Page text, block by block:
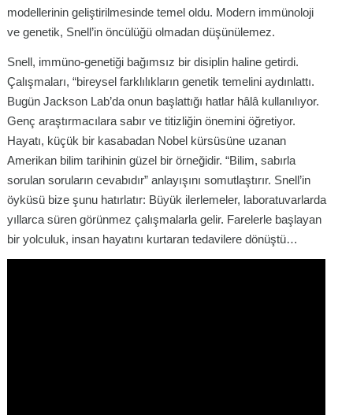
modellerinin geliştirilmesinde temel oldu. Modern immünoloji
ve genetik, Snell’in öncülüğü olmadan düşünülemez.
Snell, immüno-genetiği bağımsız bir disiplin haline getirdi.
Çalışmaları, “bireysel farklılıkların genetik temelini aydınlattı.
Bugün Jackson Lab’da onun başlattığı hatlar hâlâ kullanılıyor.
Genç araştırmacılara sabır ve titizliğin önemini öğretiyor.
Hayatı, küçük bir kasabadan Nobel kürsüsüne uzanan
Amerikan bilim tarihinin güzel bir örneğidir. “Bilim, sabırla
sorulan soruların cevabıdır” anlayışını somutlaştırır. Snell’in
öyküsü bize şunu hatırlatır: Büyük ilerlemeler, laboratuvarlarda
yıllarca süren görünmez çalışmalarla gelir. Farelerle başlayan
bir yolculuk, insan hayatını kurtaran tedavilere dönüştü…